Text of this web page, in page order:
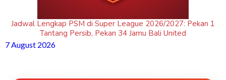
Jadwal Lengkap PSM di Super League 2026/2027: Pekan 1
Tantang Persib, Pekan 34 Jamu Bali United
7 August 2026